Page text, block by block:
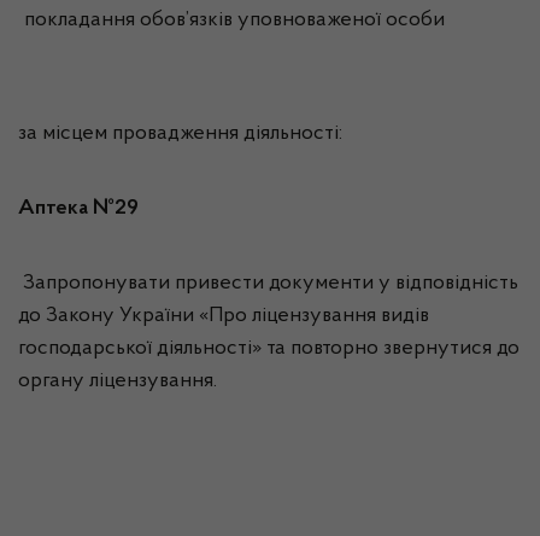
покладання обов’язків уповноваженої особи
за місцем провадження діяльності:
Аптека №29
Запропонувати привести документи у відповідність
до Закону України «Про ліцензування видів
господарської діяльності» та повторно звернутися до
органу ліцензування.